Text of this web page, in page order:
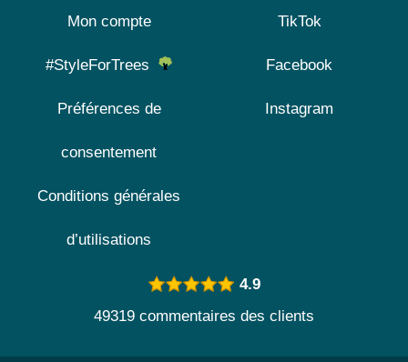
Mon compte
#StyleForTrees
Préférences de
consentement
Conditions générales
d’utilisations
TikTok
Facebook
Instagram
4.9
49319 commentaires des clients